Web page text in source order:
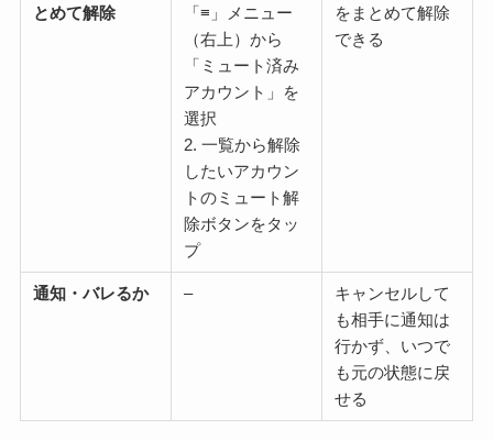
とめて解除
「≡」メニュー
（右上）から
「ミュート済み
アカウント」を
選択
2. 一覧から解除
したいアカウン
トのミュート解
除ボタンをタッ
プ
をまとめて解除
できる
通知・バレるか –
キャンセルして
も相手に通知は
行かず、いつで
も元の状態に戻
せる